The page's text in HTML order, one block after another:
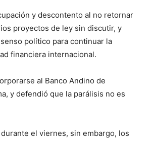
y descontento al no retornar
proyectos de ley sin discutir, y
político para continuar la
financiera internacional.
al Banco Andino de
y defendió que la parálisis no es
el viernes, sin embargo, los